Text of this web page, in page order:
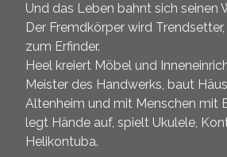
Und das Leben bahnt sich seinen
Der Fremdkörper wird
zum Erfinder.
Heel kreiert Möbel und
Meister des Handwerks, baut
Altenheim und mit Menschen mit
legt Hände auf, spielt Ukulele,
Helikontuba.